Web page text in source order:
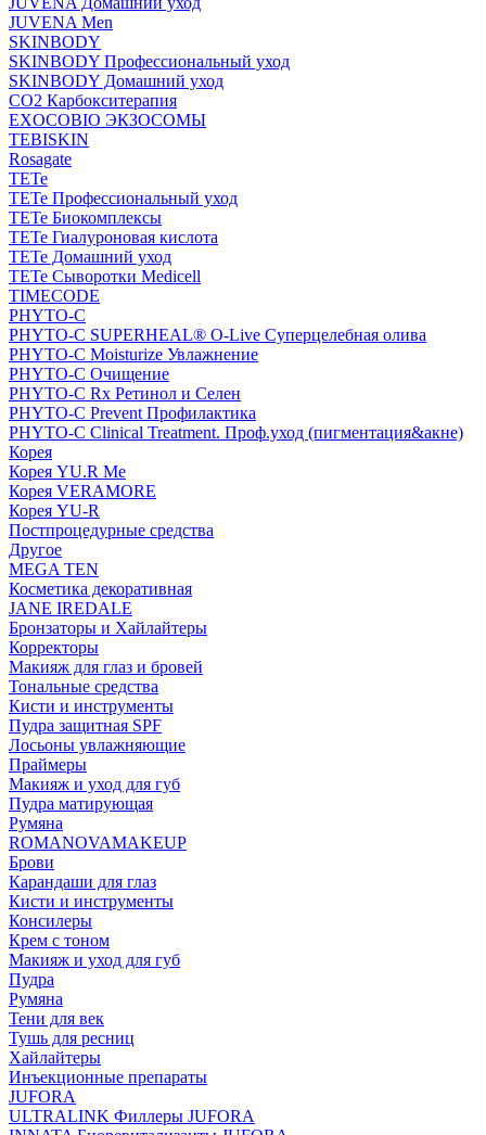
JUVENA Men
SKINBODY
SKINBODY Профессиональный уход
SKINBODY Домашний уход
CO2 Карбокситерапия
EXOCOBIO ЭКЗОСОМЫ
TEBISKIN
Rosagate
TETe
TETe Профессиональный уход
TETe Биокомплексы
TETe Гиалуроновая кислота
TETe Домашний уход
TETe Сыворотки Medicell
TIMECODE
PHYTO-C
PHYTO-C SUPERHEAL® O-Live Суперцелебная олива
PHYTO-C Moisturize Увлажнение
PHYTO-C Очищение
PHYTO-C Rx Ретинол и Селен
PHYTO-C Prevent Профилактика
PHYTO-C Clinical Treatment. Проф.уход (пигментация&акне)
Корея
Корея YU.R Me
Корея VERAMORE
Корея YU-R
Постпроцедурные средства
Другое
MEGA TEN
Косметика декоративная
JANE IREDALE
Бронзаторы и Хайлайтеры
Корректоры
Макияж для глаз и бровей
Тональные средства
Кисти и инструменты
Пудра защитная SPF
Лосьоны увлажняющие
Праймеры
Макияж и уход для губ
Пудра матирующая
Румяна
ROMANOVAMAKEUP
Брови
Карандаши для глаз
Кисти и инструменты
Консилеры
Крем с тоном
Макияж и уход для губ
Пудра
Румяна
Тени для век
Тушь для ресниц
Хайлайтеры
Инъекционные препараты
JUFORA
ULTRALINK Филлеры JUFORA